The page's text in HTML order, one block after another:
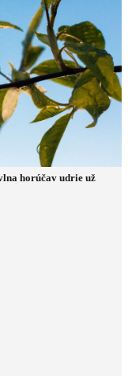
horúčav udrie už